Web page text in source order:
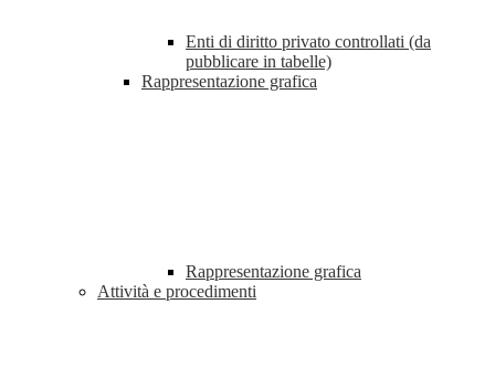
Enti di diritto privato controllati (da
pubblicare in tabelle)
Rappresentazione grafica
Rappresentazione grafica
Attività e procedimenti